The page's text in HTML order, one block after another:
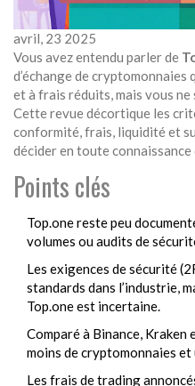
avril, 23 2025
Vous avez entendu parler de
d’échange de cryptomonnaies
et à frais réduits, mais vous
Cette revue décortique les
conformité, frais, liquidité et
décider en toute connaissance
Points clés
Top.one reste peu
volumes ou audits de
Les exigences de sécurité
standards dans l’industrie,
Top.one est incertaine.
Comparé à Binance, Kraken
moins de cryptomonnaies
Les frais de trading